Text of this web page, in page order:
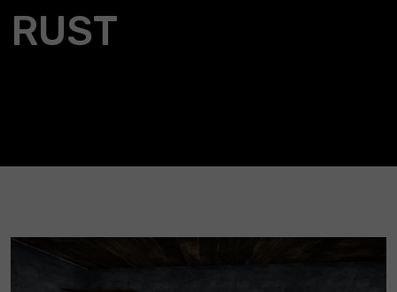
RUST